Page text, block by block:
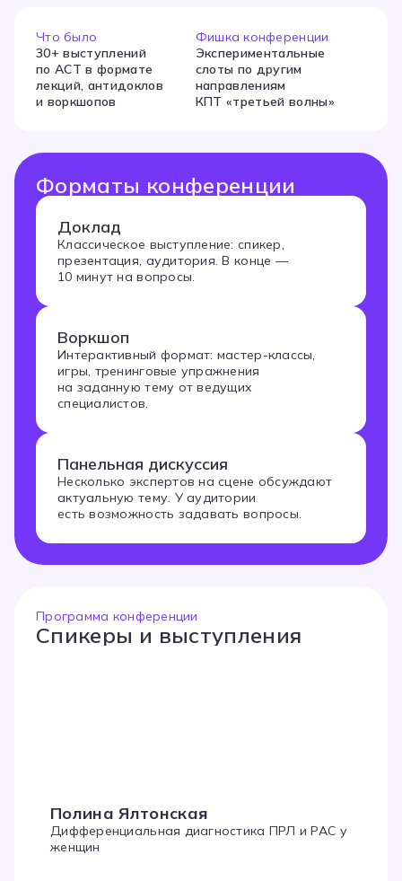
Что было
30+ выступлений
по АСТ в формате
лекций, антидоклов
и воркшопов
Фишка конференции
Экспериментальные
слоты по другим
направлениям
КПТ «третьей волны»
Форматы конференции
Доклад
Классическое выступление: спикер,
презентация, аудитория. В конце —
10 минут на вопросы.
Воркшоп
Интерактивный формат: мастер-классы,
игры, тренинговые упражнения
на заданную тему от ведущих
специалистов.
Панельная дискуссия
Несколько экспертов на сцене обсуждают
актуальную тему. У аудитории
есть возможность задавать вопросы.
Программа конференции
Спикеры и выступления
Полина Ялтонская
Дифференциальная диагностика ПРЛ и РАС у
женщин